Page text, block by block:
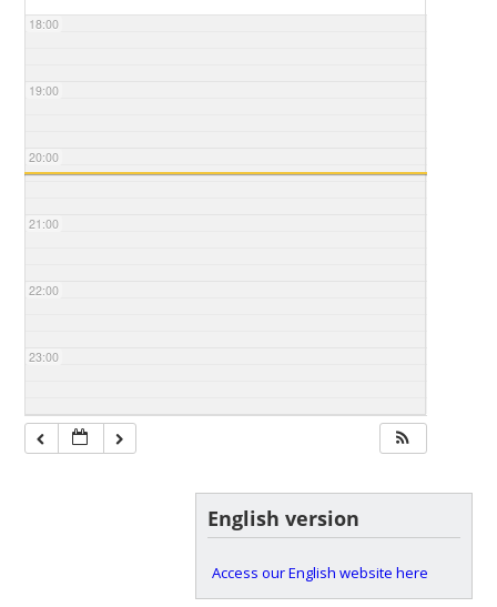
18:00
19:00
20:00
21:00
22:00
23:00
English version
Access our English website here